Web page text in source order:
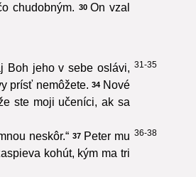
chudobným. 30 On vzal
31-35
Boh jeho v sebe oslávi,
prísť nemôžete. 34 Nové
ste moji učeníci, ak sa
36-38
neskôr.“ 37 Peter mu
kohút, kým ma tri